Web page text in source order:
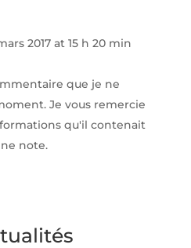
2017 at 15 h 20 min
que je ne
Je vous remercie
qu'il contenait
note.